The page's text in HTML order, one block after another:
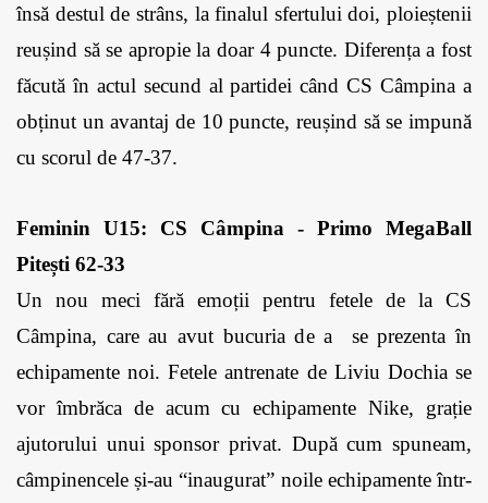
însă destul de strâns, la finalul sfertului doi, ploieștenii
reușind să se apropie la doar 4 puncte. Diferența a fost
făcută în actul secund al partidei când CS Câmpina a
obținut un avantaj de 10 puncte, reușind să se impună
cu scorul de 47-37.
Feminin U15: CS Câmpina - Primo MegaBall
Pitești 62-33
Un nou meci fără emoții pentru fetele de la CS
Câmpina, care au avut bucuria de a  se prezenta în
echipamente noi. Fetele antrenate de Liviu Dochia se
vor îmbrăca de acum cu echipamente Nike, grație
ajutorului unui sponsor privat. După cum spuneam,
câmpinencele și-au “inaugurat” noile echipamente într-